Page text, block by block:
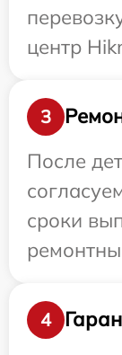
центр
3
После
сроки
4